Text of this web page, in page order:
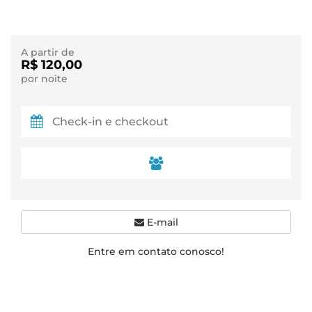
A partir de
R$ 120,00
por noite
E-mail
Entre em contato conosco!